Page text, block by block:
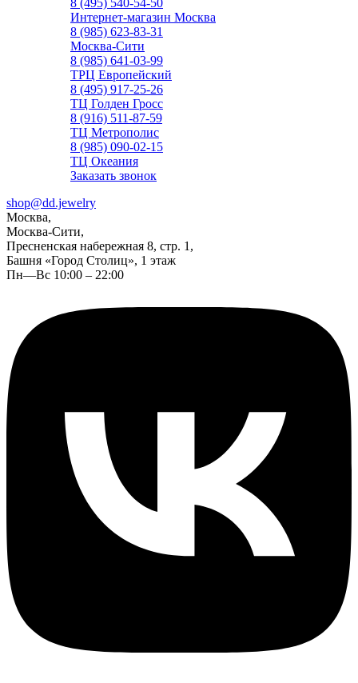
8 (495) 540-54-50
Интернет-магазин Москва
8 (985) 623-83-31
Москва-Сити
8 (985) 641-03-99
ТРЦ Европейский
8 (495) 917-25-26
ТЦ Голден Гросс
8 (916) 511-87-59
ТЦ Метрополис
8 (985) 090-02-15
ТЦ Океания
Заказать звонок
shop@dd.jewelry
Москва,
Москва-Сити,
Пресненская набережная 8, стр. 1,
Башня «Город Столиц», 1 этаж
Пн—Вс 10:00 – 22:00